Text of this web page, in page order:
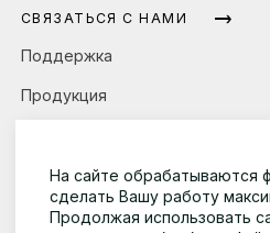
СВЯЗАТЬСЯ С НАМИ
Поддержка
Продукция
Новости
Контакты
На сайте обрабатываются
сделать Вашу работу
Продолжая использовать